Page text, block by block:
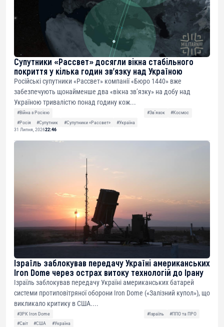
Супутники «Рассвет» досягли вікна стабільного
покриття у кілька годин зв’язку над Україною
Російські супутники «Рассвет» компанії «Бюро 1440» вже
забезпечують щонайменше два «вікна зв’язку» на добу над
Україною тривалістю понад годину кож...
#Війна з Росією #Звʼязок
#Космос
#Росія
#Супутник #Супутники «Рассвет»
#Україна
31 Липня, 202622:46
Ізраїль заблокував передачу Україні американських
Iron Dome через острах витоку технологій до Ірану
Ізраїль заблокував передачу Україні американських батарей
системи протиповітряної оборони Iron Dome («Залізний купол»), що
викликало критику в США....
#ЗРК Iron Dome #Ізраїль
#ППО та ПРО
#Світ
#США
#Україна